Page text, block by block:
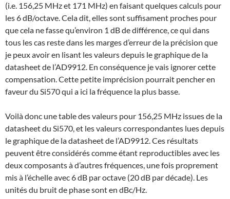
(i.e. 156,25 MHz et 171 MHz) en faisant quelques calculs pour
les 6 dB/octave. Cela dit, elles sont suffisament proches pour
que cela ne fasse qu’environ 1 dB de différence, ce qui dans
tous les cas reste dans les marges d’erreur de la précision que
je peux avoir en lisant les valeurs depuis le graphique de la
datasheet de l’AD9912. En conséquence je vais ignorer cette
compensation. Cette petite imprécision pourrait pencher en
faveur du Si570 qui a ici la fréquence la plus basse.
Voilà donc une table des valeurs pour 156,25 MHz issues de la
datasheet du Si570, et les valeurs correspondantes lues depuis
le graphique de la datasheet de l’AD9912. Ces résultats
peuvent être considérés comme étant reproductibles avec les
deux composants à d’autres fréquences, une fois proprement
mis à l’échelle avec 6 dB par octave (20 dB par décade). Les
unités du bruit de phase sont en dBc/Hz.